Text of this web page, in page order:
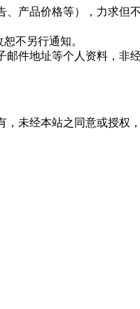
产品价格等），力求
不另行通知。
件地址等个人资料，
，未经本站之同意或授